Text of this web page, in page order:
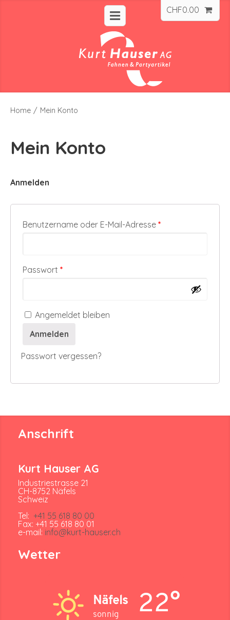
CHF0.00
Home / Mein Konto
Mein Konto
Anmelden
Benutzername oder E-Mail-Adresse *
Passwort *
Angemeldet bleiben
Anmelden
Passwort vergessen?
Anschrift
Kurt Hauser AG
Industriestrasse 21
CH-8752 Näfels
Schweiz
Tel: +41 55 618 80 00
Fax: +41 55 618 80 01
e-mail: info@kurt-hauser.ch
Wetter
Näfels
sonnig 22°